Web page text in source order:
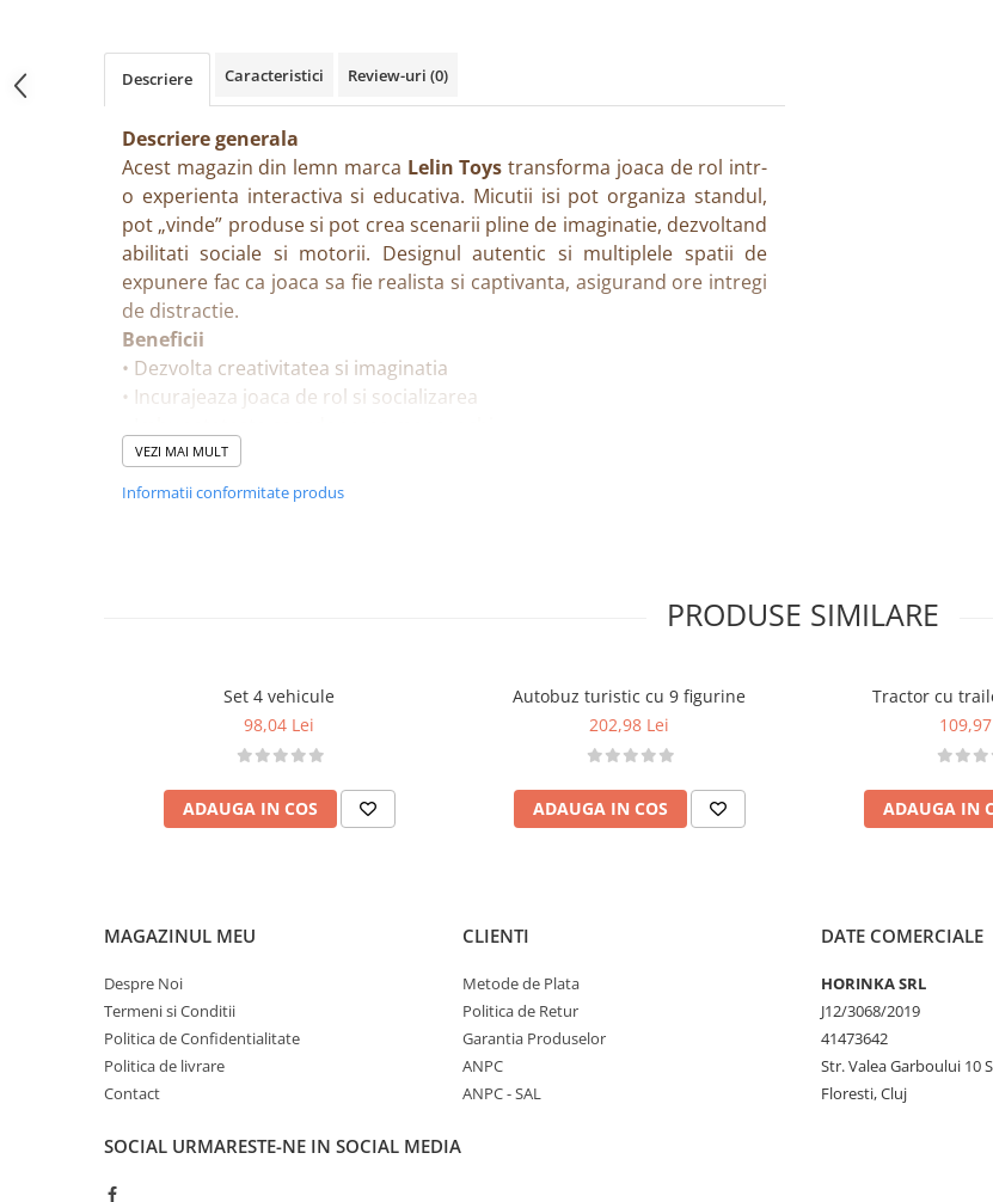
Descriere Caracteristici Review-uri (0)
Descriere generala
Acest magazin din lemn marca Lelin Toys transforma joaca de rol intr-
o experienta interactiva si educativa. Micutii isi pot organiza standul,
pot „vinde” produse si pot crea scenarii pline de imaginatie, dezvoltand
abilitati sociale si motorii. Designul autentic si multiplele spatii de
expunere fac ca joaca sa fie realista si captivanta, asigurand ore intregi
de distractie.
Beneficii
• Dezvolta creativitatea si imaginatia
• Incurajeaza joaca de rol si socializarea
• Ajuta la invatarea conceptelor de baza despre cumparaturi si
organizare
• Dimensiuni: 62 x 62 x 110 cm (L x l x H)
Atentionari
• Produsul contine piese mici si necesita supravegherea unui adult
VEZI MAI MULT
Informatii conformitate produs
PRODUSE SIMILARE
Set 4 vehicule
98,04 Lei
ADAUGA IN COS
Autobuz turistic cu 9 figurine
202,98 Lei
ADAUGA IN COS
Tractor cu
ADAUGA IN
MAGAZINUL MEU
Despre Noi
Termeni si Conditii
Politica de Confidentialitate
Politica de livrare
Contact
CLIENTI
Metode de Plata
Politica de Retur
Garantia Produselor
ANPC
ANPC - SAL
DATE COMERCIALE
HORINKA SRL
J12/3068/2019
41473642
Str. Valea Garboului 10
Floresti, Cluj
SOCIAL URMARESTE-NE IN SOCIAL MEDIA